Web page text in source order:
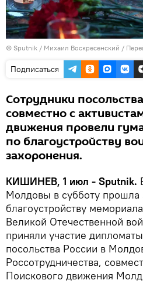
© Sputnik / Михаил Воскресенский /
Подписаться
Сотрудники
совместно с
движения провели
по благоустройству
захоронения.
КИШИНЕВ, 1 июл - Sputnik.
Молдовы в субботу прошла
благоустройству
Великой Отечественной
приняли участие
посольства России в
Россотрудничества,
Поискового движения